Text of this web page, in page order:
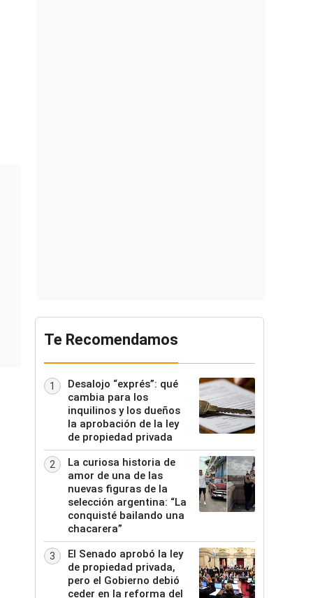
Te Recomendamos
1
Desalojo “exprés”: qué
cambia para los
inquilinos y los dueños
la aprobación de la ley
de propiedad privada
2
La curiosa historia de
amor de una de las
nuevas figuras de la
selección argentina: “La
conquisté bailando una
chacarera”
3
El Senado aprobó la ley
de propiedad privada,
pero el Gobierno debió
ceder en la reforma del